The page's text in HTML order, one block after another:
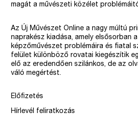
magát a művészeti közélet
Az Új Művészet Online a nagy múltú
naprakész kiadása, amely elsősorban
képzőművészet problémáira és fiatal
felület különböző rovatai kiegészítik
elő az eredendően szilánkos, de az
váló megértést.
Előfizetés
Hírlevél feliratkozás